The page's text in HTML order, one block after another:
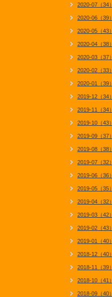
2020-07（34）
2020-06（39）
2020-05（43）
2020-04（38）
2020-03（37）
2020-02（33）
2020-01（39）
2019-12（34）
2019-11（34）
2019-10（43）
2019-09（37）
2019-08（38）
2019-07（32）
2019-06（36）
2019-05（35）
2019-04（32）
2019-03（42）
2019-02（43）
2019-01（40）
2018-12（40）
2018-11（39）
2018-10（41）
2018-09（40）